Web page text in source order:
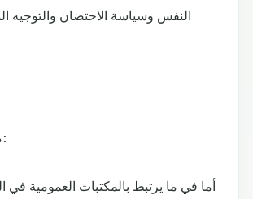
النفس وسياسة الاحتضان والتوجيه
مكتبات عمومية:
أما في ما يرتبط بالمكتبات العمومية في